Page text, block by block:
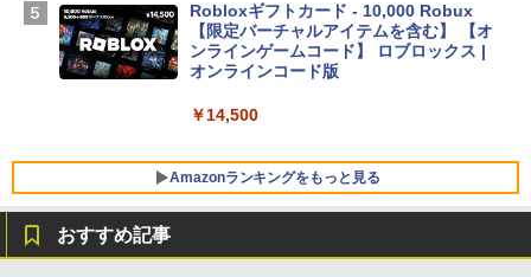
￥261,414
コン Vivobook 15 M1502NAQ 15.6イン
版) 搭載 Windows 11 重量1.7kg Wi-Fi 6
E クワイエットブルー M1502NAQ-R716
5BUWS
￥109,800
Robloxギフトカード - 10,000 Robux
【限定バーチャルアイテムを含む】 【オ
ンラインゲームコード】 ロブロックス |
オンラインコード版
￥14,500
Amazonランキングをもっと見る
おすすめ記事